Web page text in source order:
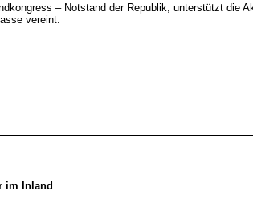
– Notstand der Republik, unterstützt die
vereint.
im Inland